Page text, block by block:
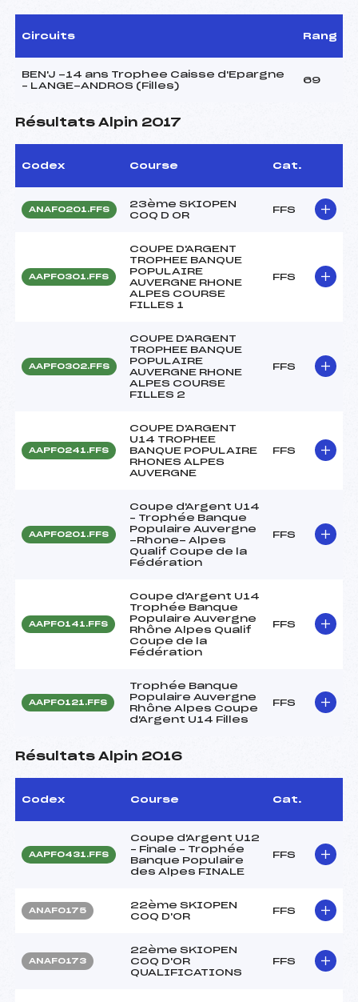
Circuits Rang
BEN'J -14 ans Trophee Caisse d'Epargne
– LANGE-ANDROS (Filles)
69
Résultats Alpin 2017
Codex Course Cat.
ANAF0201.FFS
23ème SKIOPEN
COQ D OR
FFS
AAPF0301.FFS
COUPE D'ARGENT
TROPHEE BANQUE
POPULAIRE
AUVERGNE RHONE
ALPES COURSE
FILLES 1
FFS
AAPF0302.FFS
COUPE D'ARGENT
TROPHEE BANQUE
POPULAIRE
AUVERGNE RHONE
ALPES COURSE
FILLES 2
FFS
AAPF0241.FFS
COUPE D'ARGENT
U14 TROPHEE
BANQUE POPULAIRE
RHONES ALPES
AUVERGNE
FFS
AAPF0201.FFS
Coupe d'Argent U14
– Trophée Banque
Populaire Auvergne
-Rhone- Alpes
Qualif Coupe de la
Fédération
FFS
AAPF0141.FFS
Coupe d'Argent U14
Trophée Banque
Populaire Auvergne
Rhône Alpes Qualif
Coupe de la
Fédération
FFS
AAPF0121.FFS
Trophée Banque
Populaire Auvergne
Rhône Alpes Coupe
d'Argent U14 Filles
FFS
Résultats Alpin 2016
Codex Course Cat.
AAPF0431.FFS
Coupe d'Argent U12
– Finale – Trophée
Banque Populaire
des Alpes FINALE
FFS
ANAF0175
22ème SKIOPEN
COQ D'OR
FFS
ANAF0173
22ème SKIOPEN
COQ D'OR
QUALIFICATIONS
FFS